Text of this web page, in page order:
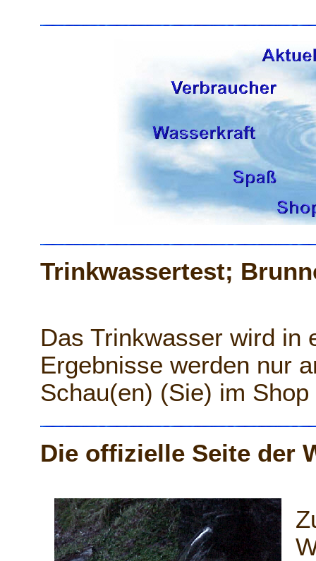
Trinkwassertest;
Das Trinkwasser wird in
Ergebnisse werden nur
Schau(en) (Sie) im
Die offizielle Seite der